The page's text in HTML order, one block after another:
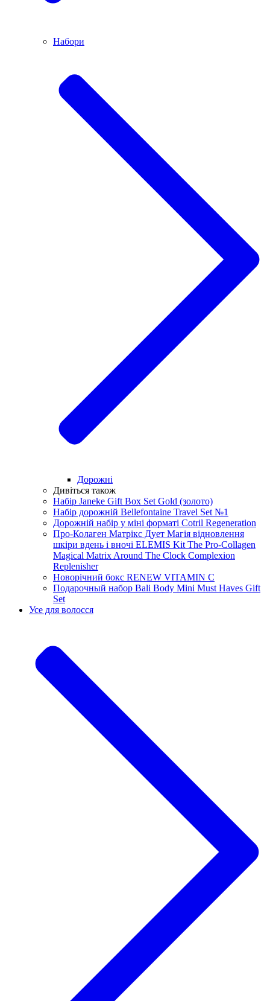
Набори
Дорожні
Дивіться також
Набір Janeke Gift Box Set Gold (золото)
Набір дорожній Bellefontaine Travel Set №1
Дорожній набір у міні форматі Cotril Regeneration
Про-Колаген Матрікс Дует Магія відновлення
шкіри вдень і вночі ELEMIS Kit The Pro-Collagen
Magical Matrix Around The Clock Complexion
Replenisher
Новорічний бокс RENEW VITAMIN C
Подарочный набор Bali Body Mini Must Haves Gift
Set
Усе для волосся